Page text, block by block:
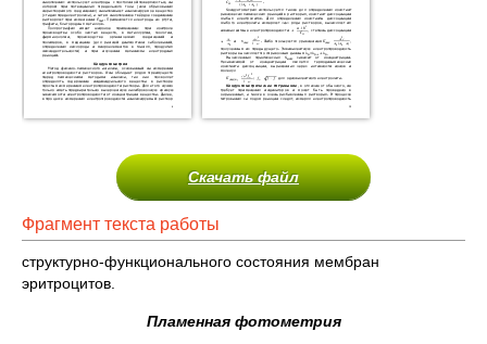
Скачать файл
Фрагмент текста работы
структурно-функционального состояния мембран
эритроцитов.
Пламенная фотометрия